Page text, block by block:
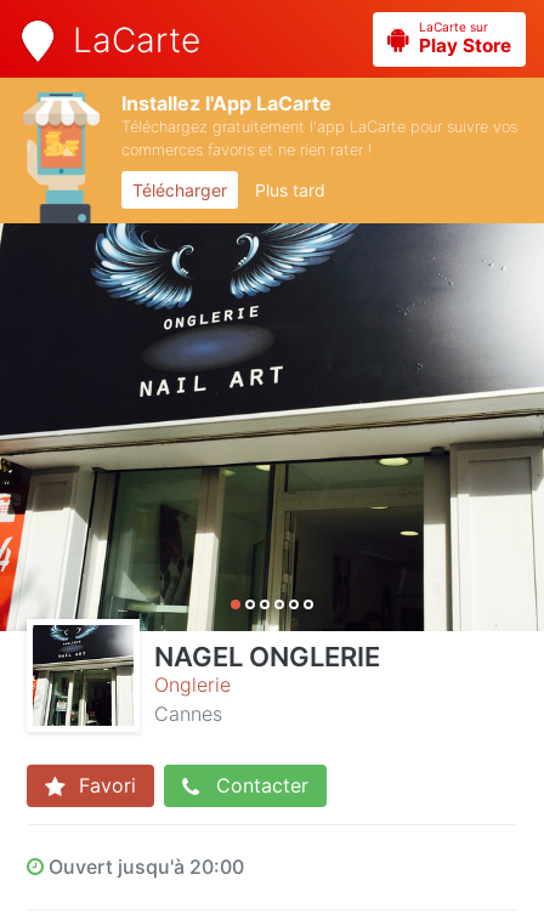
LaCarte LaCarte sur
Play Store
Installez l'App LaCarte
Téléchargez gratuitement l'app LaCarte pour suivre vos
commerces favoris et ne rien rater !
Télécharger Plus tard
NAGEL ONGLERIE
Onglerie
Cannes
Favori Contacter
Ouvert jusqu'à 20:00